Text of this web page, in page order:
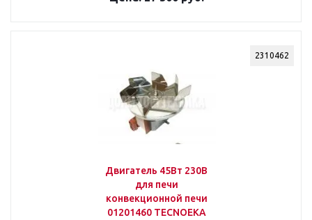
2310462
Двигатель 45Вт 230В
для печи
конвекционной печи
01201460 TECNOEKA